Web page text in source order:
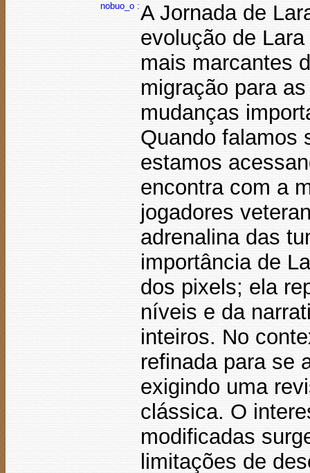
nobuo_o :A Jornada de
evolução de
mais marcantes
migração para
mudanças
Quando falamos
estamos
encontra com a
jogadores
adrenalina das
importância de
dos pixels; ela
níveis e da
inteiros. No
refinada para se
exigindo uma
clássica. O
modificadas
limitações de